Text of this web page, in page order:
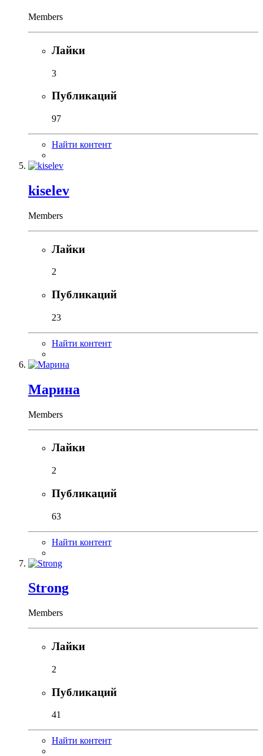
Members
Лайки
3
Публикаций
97
Найти контент
kiselev
Members
Лайки
2
Публикаций
23
Найти контент
Марина
Members
Лайки
2
Публикаций
63
Найти контент
Strong
Members
Лайки
2
Публикаций
41
Найти контент